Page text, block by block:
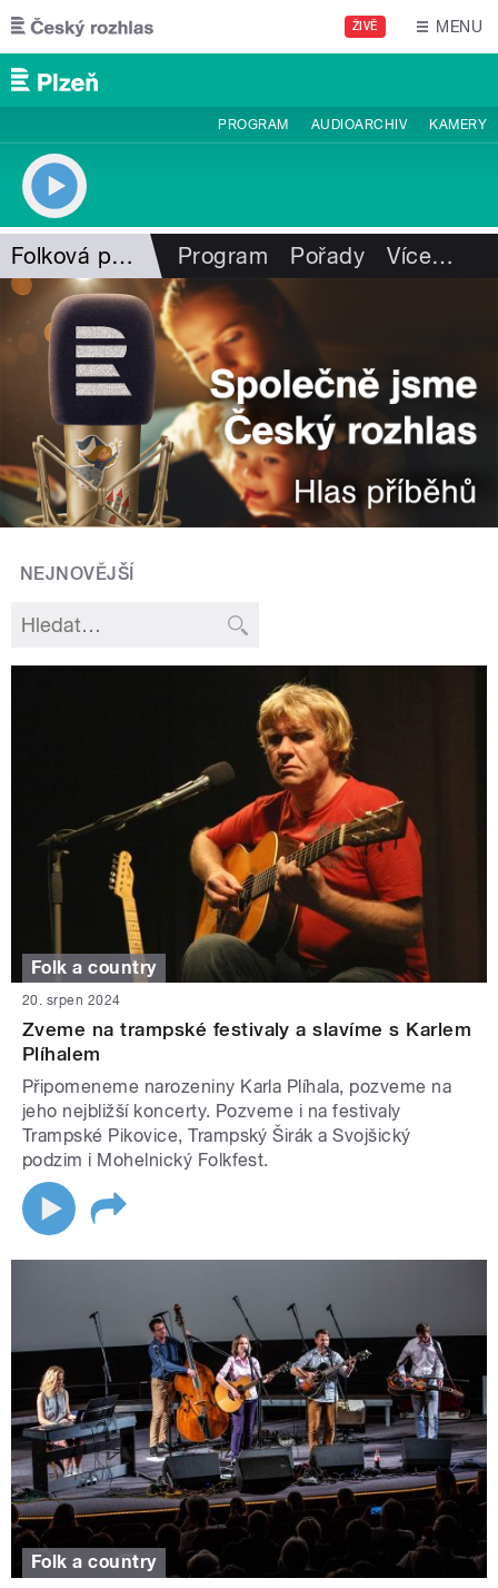
Přejít k hlavnímu obsahu
ŽIVĚ MENU
PROGRAM AUDIOARCHIV KAMERY
Folková pohlazení Program Pořady Více…
NEJNOVĚJŠÍ
Folk a country
20. srpen 2024
Zveme na trampské festivaly a slavíme s Karlem
Plíhalem
Připomeneme narozeniny Karla Plíhala, pozveme na
jeho nejbližší koncerty. Pozveme i na festivaly
Trampské Pikovice, Trampský Širák a Svojšický
podzim i Mohelnický Folkfest.
Folk a country